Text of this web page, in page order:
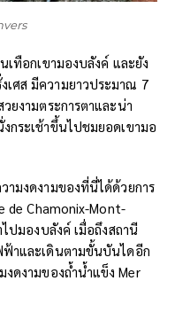
เทือกเขามองบลังค์ และยัง
เศส มีความยาวประมาณ 7
ยงามตระการตาและน่า
กระเช้าขึ้นไปชมยอดเขามอ
ามงดงามของที่นี่ได้ด้วยการ
de Chamonix-Mont-
ปมองบลังค์ เมื่อถึงสถานี
ฟ้าและเดินตามขั้นบันไดอีก
ดงามของถ้ำน้ำแข็ง Mer